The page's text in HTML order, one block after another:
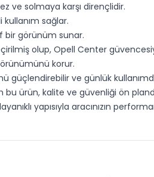
ve solmaya karşı dirençlidir.
sağlar.
bir görünüm sunar.
olup, Opell Center
korur.
güçlendirebilir ve günlük
bu ürün, kalite ve güvenliği ön
yapısıyla aracınızın